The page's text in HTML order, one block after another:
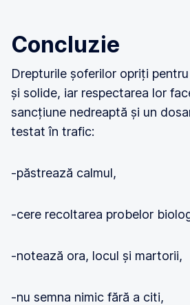
Concluzie
Drepturile șoferilor opriți
și solide, iar respectarea lor
sancțiune nedreaptă și un
testat în trafic:
-păstrează calmul,
-cere recoltarea probelor
-notează ora, locul și martorii,
-nu semna nimic fără a citi,